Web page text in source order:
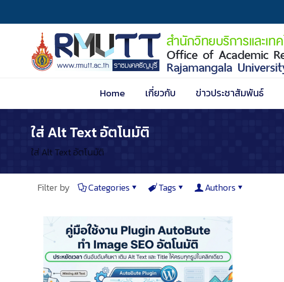
Home เกี่ยวกับ ข่าวประชาสัมพันธ์
ใส่ Alt Text อัตโนมัติ
ใส่ Alt Text อัตโนมัติ
Filter by Categories Tags Authors